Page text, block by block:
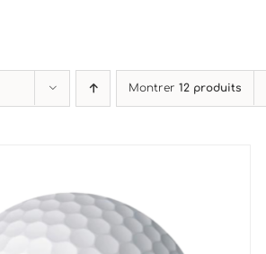
Montrer 12 produits